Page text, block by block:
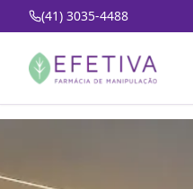
(41) 3035-4488